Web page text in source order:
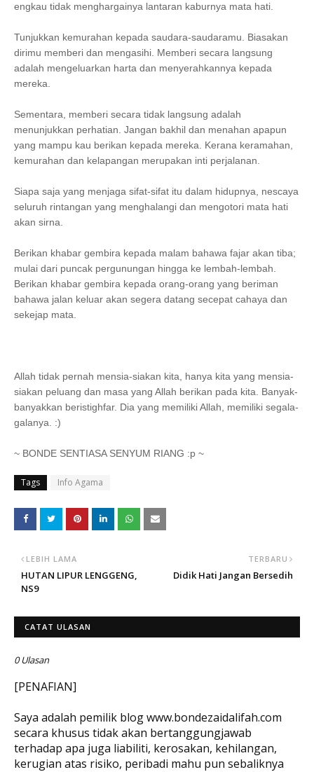
engkau tidak menghargainya lantaran kaburnya mata hati.
Tunjukkan kemurahan kepada saudara-saudaramu. Biasakan
dirimu memberi dan mengasihi. Memberi secara langsung
adalah mengeluarkan harta dan menyerahkannya kepada
mereka.
Sementara, memberi secara tidak langsung adalah
menunjukkan perhatian. Jangan bakhil dan menahan apapun
yang mampu kau berikan kepada mereka. Kerana keramahan,
kemurahan dan kelapangan merupakan inti perjalanan.
Siapa saja yang menjaga sifat-sifat itu dalam hidupnya, nescaya
seluruh rintangan yang menghalangi dan mengotori mata hati
akan sirna.
Berikan khabar gembira kepada malam bahawa fajar akan tiba;
mulai dari puncak pergunungan hingga ke lembah-lembah.
Berikan khabar gembira kepada orang-orang yang beriman
bahawa jalan keluar akan segera datang secepat cahaya dan
sekejap mata.
Allah tidak pernah mensia-siakan kita, hanya kita yang mensia-
siakan peluang dan masa yang Allah berikan pada kita. Banyak-
banyakkan beristighfar. Dia yang memiliki Allah, memiliki segala-
galanya. :)
~ BONDE SENTIASA SENYUM RIANG :p ~
Tags Info Agama
TERBARU
Didik Hati Jangan Bersedih
LEBIH LAMA
HUTAN LIPUR LENGGENG,
NS9
CATAT ULASAN
0 Ulasan
[PENAFIAN]
Saya adalah pemilik blog www.bondezaidalifah.com
secara khusus tidak akan bertanggungjawab
terhadap apa juga liabiliti, kerosakan, kehilangan,
kerugian atas risiko, peribadi mahu pun sebaliknya